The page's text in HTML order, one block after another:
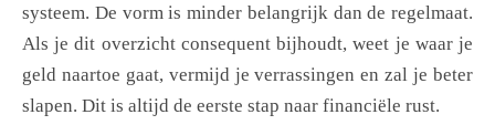
systeem. De vorm is minder belangrijk dan de regelmaat.
Als je dit overzicht consequent bijhoudt, weet je waar je
geld naartoe gaat, vermijd je verrassingen en zal je beter
slapen. Dit is altijd de eerste stap naar financiële rust.